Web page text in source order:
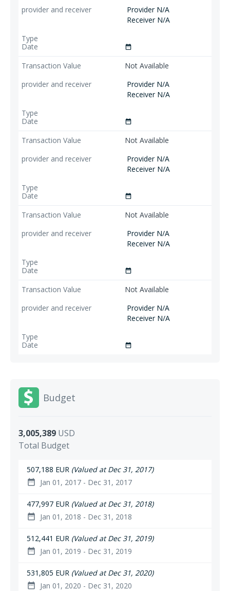
Provider N/A
Receiver N/A
date_range
Not Available
Provider N/A
Receiver N/A
date_range
Not Available
Provider N/A
Receiver N/A
date_range
Not Available
Provider N/A
Receiver N/A
date_range
Not Available
Provider N/A
Receiver N/A
date_range
Budget
3,005,389 USD
Total Budget
507,188 EUR (Valued at Dec 31, 2017)
date_range Jan 01, 2017 - Dec 31, 2017
477,997 EUR (Valued at Dec 31, 2018)
date_range Jan 01, 2018 - Dec 31, 2018
512,441 EUR (Valued at Dec 31, 2019)
date_range Jan 01, 2019 - Dec 31, 2019
531,805 EUR (Valued at Dec 31, 2020)
date_range Jan 01, 2020 - Dec 31, 2020